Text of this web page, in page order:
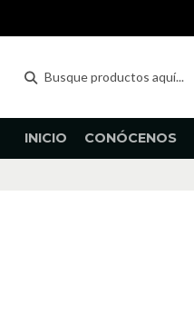
INICIO CONÓCENOS